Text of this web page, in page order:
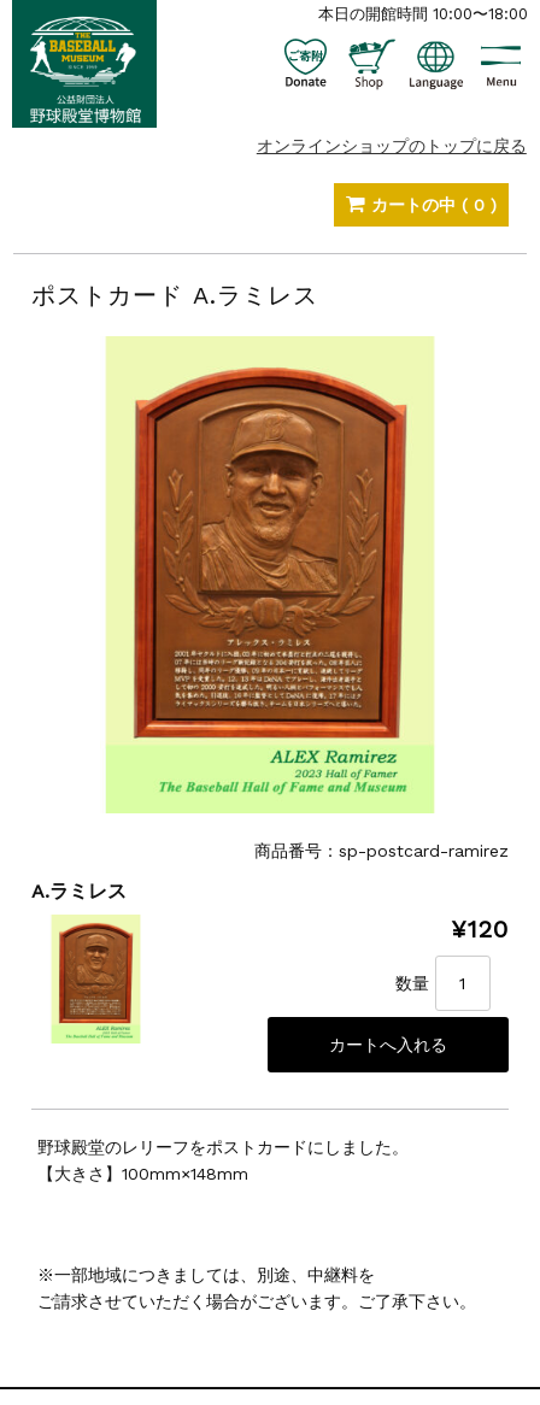
本日の開館時間 10:00〜18:00
オンラインショップのトップに戻る
カートの中 ( 0 )
ポストカード A.ラミレス
商品番号：sp-postcard-ramirez
A.ラミレス
¥120
数量
野球殿堂のレリーフをポストカードにしました。
【大きさ】100mm×148mm
※一部地域につきましては、別途、中継料を
ご請求させていただく場合がございます。ご了承下さい。